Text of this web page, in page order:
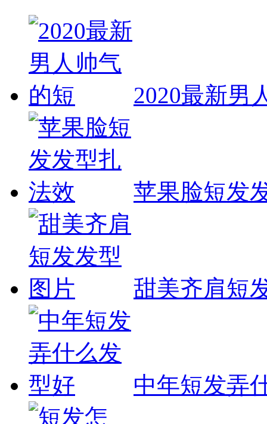
2020最新男
苹果脸短发
甜美齐肩短
中年短发弄